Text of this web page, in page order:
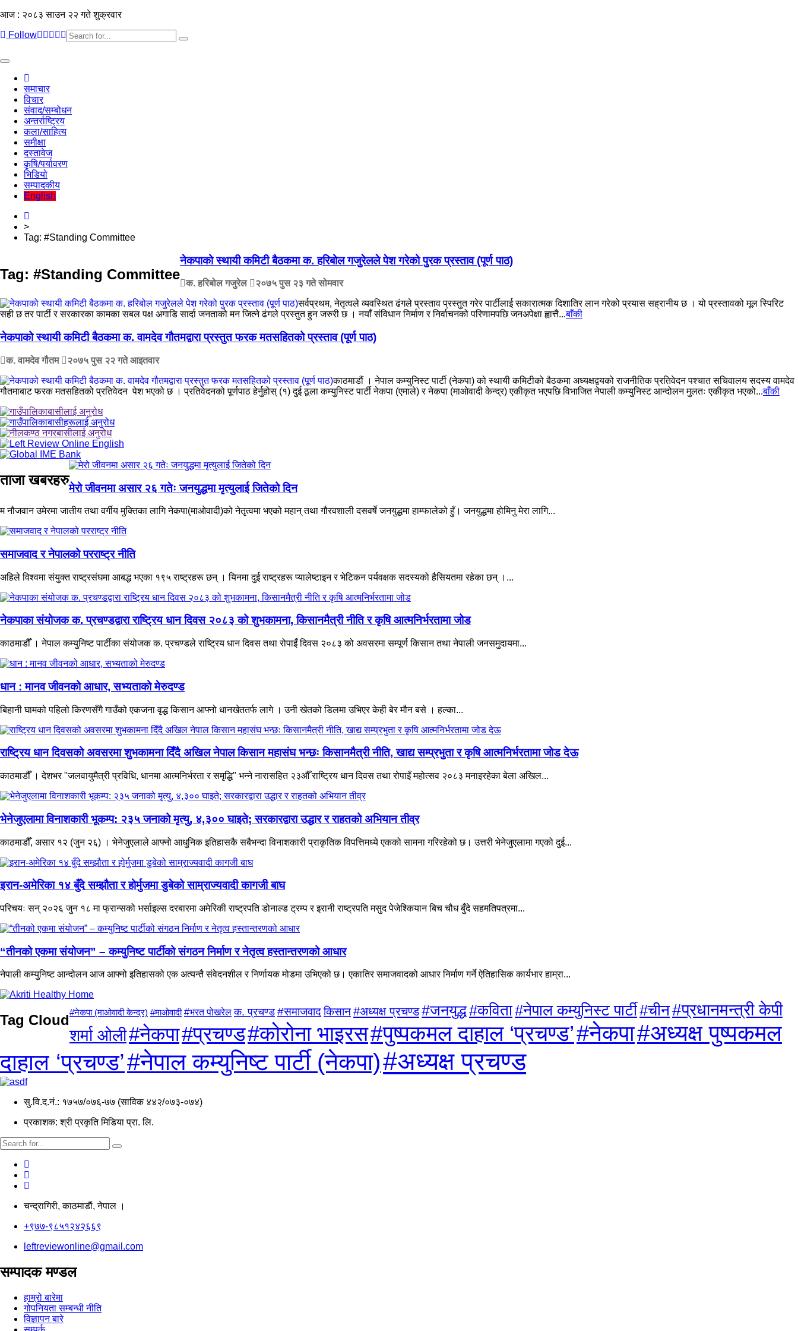
आज : २०८३ साउन २२ गते शुक्रवार
Follow
Toggle
navigation
समाचार
विचार
संवाद/सम्बोधन
अन्तर्राष्ट्रिय
कला/साहित्य
समीक्षा
दस्तावेज
कृषि/पर्यावरण
भिडियो
सम्पादकीय
English
>
Tag: #Standing Committee
Tag: #Standing Committee
नेकपाको स्थायी कमिटी बैठकमा क. हरिबोल गजुरेलले पेश गरेको पुरक प्रस्ताव (पूर्ण पाठ)
क. हरिबोल गजुरेल
२०७५ पुस २३ गते सोमवार
सर्वप्रथम, नेतृत्वले व्यवस्थित ढंगले प्रस्ताव प्रस्तुत गरेर पार्टीलाई सकारात्मक दिशातिर लान गरेको प्रयास सह्रानीय छ । यो प्रस्तावको मूल स्पिरिट
सही छ तर पार्टी र सरकारका कामका सबल पक्ष अगाडि सार्दा जनताको मन जित्ने ढंगले प्रस्तुत हुन जरुरी छ । नयाँ संविधान निर्माण र निर्वाचनको परिणामपछि जनअपेक्षा ह्वात्तै...बाँकी
नेकपाको स्थायी कमिटी बैठकमा क. वामदेव गौतमद्वारा प्रस्तुत फरक मतसहितको प्रस्ताव (पूर्ण पाठ)
क. वामदेव गौतम
२०७५ पुस २२ गते आइतवार
काठमाडौं । नेपाल कम्युनिस्ट पार्टी (नेकपा) को स्थायी कमिटीको बैठकमा अध्यक्षद्वयको राजनीतिक प्रतिवेदन पश्चात सचिवालय सदस्य वामदेव
गौतमाबाट फरक मतसहितको प्रतिवेदन पेश भएको छ । प्रतिवेदनको पूर्णपाठ हेर्नुहोस् (१) दुई ठूला कम्युनिस्ट पार्टी नेकपा (एमाले) र नेकपा (माओवादी केन्द्र) एकीकृत भएपछि विभाजित नेपाली कम्युनिस्ट आन्दोलन मुलतः एकीकृत भएको...बाँकी
ताजा खबरहरु
मेरो जीवनमा असार २६ गतेः जनयुद्धमा मृत्युलाई जितेको दिन
म नौजवान उमेरमा जातीय तथा वर्गीय मुक्तिका लागि नेकपा(माओवादी)को नेतृत्वमा भएको महान् तथा गौरवशाली दसवर्षे जनयुद्धमा हाम्फालेको हुँ। जनयुद्धमा होमिनु मेरा लागि...
समाजवाद र नेपालको परराष्ट्र नीति
अहिले विश्वमा संयुक्त राष्ट्रसंघमा आबद्ध भएका १९५ राष्ट्रहरू छन् । यिनमा दुई राष्ट्रहरू प्यालेष्टाइन र भेटिकन पर्यवक्षक सदस्यको हैसियतमा रहेका छन् ।...
नेकपाका संयोजक क. प्रचण्डद्वारा राष्ट्रिय धान दिवस २०८३ को शुभकामना, किसानमैत्री नीति र कृषि आत्मनिर्भरतामा जोड
काठमाडौँ । नेपाल कम्युनिष्ट पार्टीका संयोजक क. प्रचण्डले राष्ट्रिय धान दिवस तथा रोपाइँ दिवस २०८३ को अवसरमा सम्पूर्ण किसान तथा नेपाली जनसमुदायमा...
धान : मानव जीवनको आधार, सभ्यताको मेरुदण्ड
बिहानी घामको पहिलो किरणसँगै गाउँको एकजना वृद्ध किसान आफ्नो धानखेततर्फ लागे । उनी खेतको डिलमा उभिएर केही बेर मौन बसे । हल्का...
राष्ट्रिय धान दिवसको अवसरमा शुभकामना दिँदै अखिल नेपाल किसान महासंघ भन्छः किसानमैत्री नीति, खाद्य सम्प्रभुता र कृषि आत्मनिर्भरतामा जोड देऊ
काठमाडौँ । देशभर "जलवायुमैत्री प्रविधि, धानमा आत्मनिर्भरता र समृद्धि" भन्ने नारासहित २३औँ राष्ट्रिय धान दिवस तथा रोपाइँ महोत्सव २०८३ मनाइरहेका बेला अखिल...
भेनेजुएलामा विनाशकारी भूकम्प: २३५ जनाको मृत्यु, ४,३०० घाइते; सरकारद्वारा उद्धार र राहतको अभियान तीव्र
काठमाडौँ, असार १२ (जुन २६) । भेनेजुएलाले आफ्नो आधुनिक इतिहासकै सबैभन्दा विनाशकारी प्राकृतिक विपत्तिमध्ये एकको सामना गरिरहेको छ। उत्तरी भेनेजुएलामा गएको दुई...
इरान-अमेरिका १४ बुँदे सम्झौता र होर्मुजमा डुबेको साम्राज्यवादी कागजी बाघ
परिचयः सन् २०२६ जुन १८ मा फ्रान्सको भर्साइल्स दरबारमा अमेरिकी राष्ट्रपति डोनाल्ड ट्रम्प र इरानी राष्ट्रपति मसुद पेजेश्कियान बिच चौध बुँदे सहमतिपत्रमा...
“तीनको एकमा संयोजन” – कम्युनिष्ट पार्टीको संगठन निर्माण र नेतृत्व हस्तान्तरणको आधार
नेपाली कम्युनिष्ट आन्दोलन आज आफ्नो इतिहासको एक अत्यन्तै संवेदनशील र निर्णायक मोडमा उभिएको छ। एकातिर समाजवादको आधार निर्माण गर्ने ऐतिहासिक कार्यभार हाम्रा...
Tag Cloud#नेकपा (माओवादी केन्द्र) #माओवादी #भरत पोखरेल क. प्रचण्ड#समाजवादकिसान#अध्यक्ष प्रचण्ड#जनयुद्ध#कविता#नेपाल कम्युनिस्ट पार्टी#चीन#प्रधानमन्त्री केपी
शर्मा ओली#नेकपा#प्रचण्ड#कोरोना भाइरस#पुष्पकमल दाहाल ‘प्रचण्ड’#नेकपा#अध्यक्ष पुष्पकमल
दाहाल ‘प्रचण्ड’#नेपाल कम्युनिष्ट पार्टी (नेकपा)#अध्यक्ष प्रचण्ड
सु.वि.द.नं.: १७५७/०७६-७७ (साविक ४४२/०७३-०७४)
प्रकाशक: श्री प्रकृति मिडिया प्रा. लि.
चन्द्रागिरी, काठमाडाैं, नेपाल ।
+९७७-९८५१२४२६६९
leftreviewonline@gmail.com
सम्पादक मण्डल
हाम्रो बारेमा
गोपनियता सम्बन्धी नीति
विज्ञापन बारे